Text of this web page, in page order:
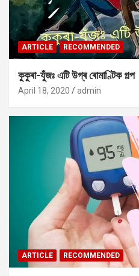
ARTICLE RECOMMENDED
কুকুৰা-যুঁজঃ এটি উগ্ৰ ৰোমাণ্টিক গল্প
April 18, 2020 admin
ARTICLE RECOMMENDED